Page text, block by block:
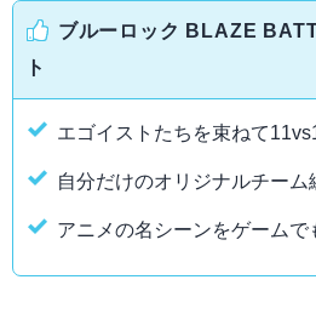
ブルーロック BLAZE
ト
エゴイストたちを束ねて
自分だけのオリジナルチーム
アニメの名シーンをゲームで